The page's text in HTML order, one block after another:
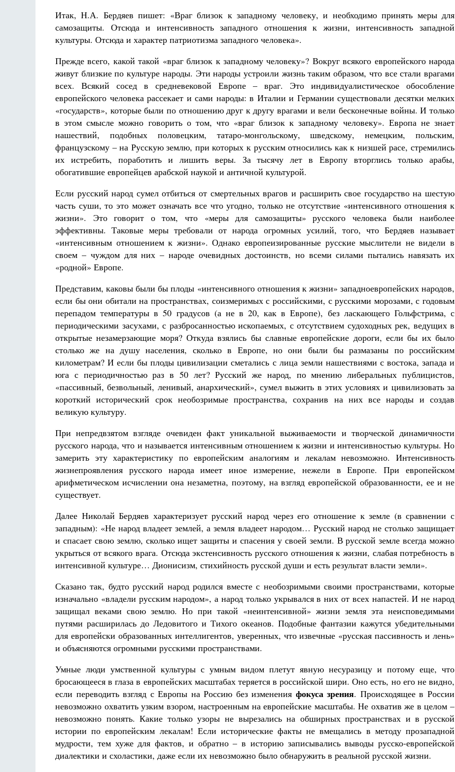
Итак, Н.А. Бердяев пишет: «Враг близок к западному человеку, и необходимо принять меры для
самозащиты. Отсюда и интенсивность западного отношения к жизни, интенсивность западной
культуры. Отсюда и характер патриотизма западного человека».
Прежде всего, какой такой «враг близок к западному человеку»? Вокруг всякого европейского народа
живут близкие по культуре народы. Эти народы устроили жизнь таким образом, что все стали врагами
всех. Всякий сосед в средневековой Европе – враг. Это индивидуалистическое обособление
европейского человека рассекает и сами народы: в Италии и Германии существовали десятки мелких
«государств», которые были по отношению друг к другу врагами и вели бесконечные войны. И только
в этом смысле можно говорить о том, что «враг близок к западному человеку». Европа не знает
нашествий, подобных половецким, татаро-монгольскому, шведскому, немецким, польским,
французскому – на Русскую землю, при которых к русским относились как к низшей расе, стремились
их истребить, поработить и лишить веры. За тысячу лет в Европу вторглись только арабы,
обогатившие европейцев арабской наукой и античной культурой.
Если русский народ сумел отбиться от смертельных врагов и расширить свое государство на шестую
часть суши, то это может означать все что угодно, только не отсутствие «интенсивного отношения к
жизни». Это говорит о том, что «меры для самозащиты» русского человека были наиболее
эффективны. Таковые меры требовали от народа огромных усилий, того, что Бердяев называет
«интенсивным отношением к жизни». Однако европеизированные русские мыслители не видели в
своем – чуждом для них – народе очевидных достоинств, но всеми силами пытались навязать их
«родной» Европе.
Представим, каковы были бы плоды «интенсивного отношения к жизни» западноевропейских народов,
если бы они обитали на пространствах, соизмеримых с российскими, с русскими морозами, с годовым
перепадом температуры в 50 градусов (а не в 20, как в Европе), без ласкающего Гольфстрима, с
периодическими засухами, с разбросанностью ископаемых, с отсутствием судоходных рек, ведущих в
открытые незамерзающие моря? Откуда взялись бы славные европейские дороги, если бы их было
столько же на душу населения, сколько в Европе, но они были бы размазаны по российским
километрам? И если бы плоды цивилизации сметались с лица земли нашествиями с востока, запада и
юга с периодичностью раз в 50 лет? Русский же народ, по мнению либеральных публицистов,
«пассивный, безвольный, ленивый, анархический», сумел выжить в этих условиях и цивилизовать за
короткий исторический срок необозримые пространства, сохранив на них все народы и создав
великую культуру.
При непредвзятом взгляде очевиден факт уникальной выживаемости и творческой динамичности
русского народа, что и называется интенсивным отношением к жизни и интенсивностью культуры. Но
замерить эту характеристику по европейским аналогиям и лекалам невозможно. Интенсивность
жизнепроявления русского народа имеет иное измерение, нежели в Европе. При европейском
арифметическом исчислении она незаметна, поэтому, на взгляд европейской образованности, ее и не
существует.
Далее Николай Бердяев характеризует русский народ через его отношение к земле (в сравнении с
западным): «Не народ владеет землей, а земля владеет народом… Русский народ не столько защищает
и спасает свою землю, сколько ищет защиты и спасения у своей земли. В русской земле всегда можно
укрыться от всякого врага. Отсюда экстенсивность русского отношения к жизни, слабая потребность в
интенсивной культуре… Дионисизм, стихийность русской души и есть результат власти земли».
Сказано так, будто русский народ родился вместе с необозримыми своими пространствами, которые
изначально «владели русским народом», а народ только укрывался в них от всех напастей. И не народ
защищал веками свою землю. Но при такой «неинтенсивной» жизни земля эта неисповедимыми
путями расширилась до Ледовитого и Тихого океанов. Подобные фантазии кажутся убедительными
для европейски образованных интеллигентов, уверенных, что извечные «русская пассивность и лень»
и объясняются огромными русскими пространствами.
Умные люди умственной культуры с умным видом плетут явную несуразицу и потому еще, что
бросающееся в глаза в европейских масштабах теряется в российской шири. Оно есть, но его не видно,
если переводить взгляд с Европы на Россию без изменения фокуса зрения. Происходящее в России
невозможно охватить узким взором, настроенным на европейские масштабы. Не охватив же в целом –
невозможно понять. Какие только узоры не вырезались на обширных пространствах и в русской
истории по европейским лекалам! Если исторические факты не вмещались в методу прозападной
мудрости, тем хуже для фактов, и обратно – в историю записывались выводы русско-европейской
диалектики и схоластики, даже если их невозможно было обнаружить в реальной русской жизни.